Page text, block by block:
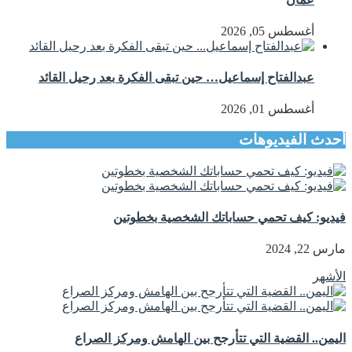
أغسطس 05, 2026
عبدالفتاح إسماعيل… حين تبقى الفكرة بعد رحيل القائد
أغسطس 01, 2026
أحدث الفيديوهات
فيديو: كيف تحمي حساباتك الشخصية بخطوتين
مارس 22, 2024
الأشهر
اليمن.. القضية التي تتأرجح بين الهامش ومركز الصراع